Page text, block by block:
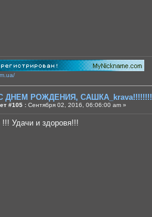
ДНЕМ РОЖДЕНИЯ, САШКА_krava!!!!!!!!
#105 : Сентября 02, 2016, 06:06:00 am »
Удачи и здоровя!!!